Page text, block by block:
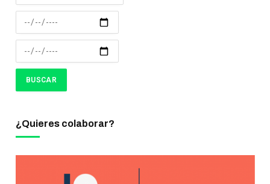
¿Quieres colaborar?